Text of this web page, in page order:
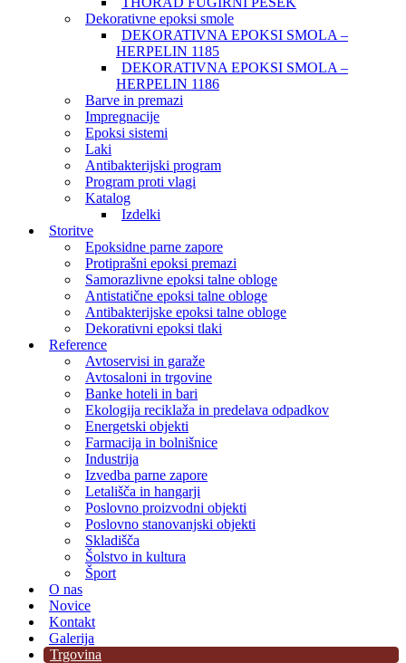
Dekorativne epoksi smole
DEKORATIVNA EPOKSI SMOLA –
HERPELIN 1185
DEKORATIVNA EPOKSI SMOLA –
HERPELIN 1186
Barve in premazi
Impregnacije
Epoksi sistemi
Laki
Antibakterijski program
Program proti vlagi
Katalog
Izdelki
Storitve
Epoksidne parne zapore
Protiprašni epoksi premazi
Samorazlivne epoksi talne obloge
Antistatične epoksi talne obloge
Antibakterijske epoksi talne obloge
Dekorativni epoksi tlaki
Reference
Avtoservisi in garaže
Avtosaloni in trgovine
Banke hoteli in bari
Ekologija reciklaža in predelava odpadkov
Energetski objekti
Farmacija in bolnišnice
Industrija
Izvedba parne zapore
Letališča in hangarji
Poslovno proizvodni objekti
Poslovno stanovanjski objekti
Skladišča
Šolstvo in kultura
Šport
O nas
Novice
Kontakt
Galerija
Trgovina